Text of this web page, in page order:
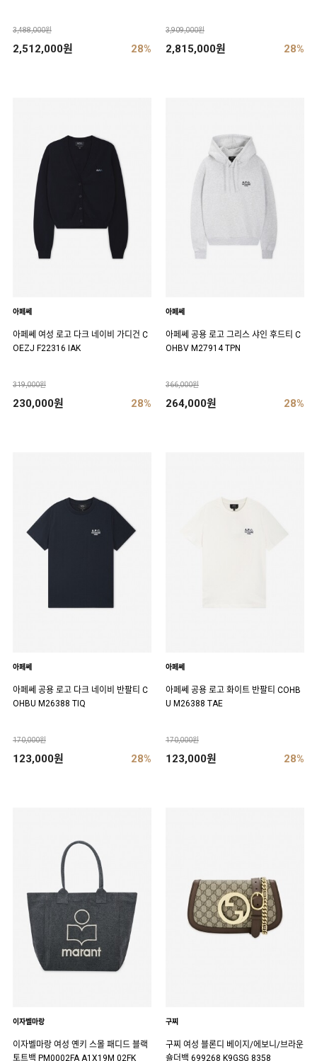
3,488,000원
2,512,000원 28%
3,909,000원
2,815,000원 28%
아페쎄
아페쎄 여성 로고 다크 네이비 가디건 C
OEZJ F22316 IAK
319,000원
230,000원 28%
아페쎄
아페쎄 공용 로고 그리스 샤인 후드티 C
OHBV M27914 TPN
366,000원
264,000원 28%
아페쎄
아페쎄 공용 로고 다크 네이비 반팔티 C
OHBU M26388 TIQ
170,000원
123,000원 28%
아페쎄
아페쎄 공용 로고 화이트 반팔티 COHB
U M26388 TAE
170,000원
123,000원 28%
이자벨마랑
이자벨마랑 여성 옌키 스몰 패디드 블랙
토트백 PM0002FA A1X19M 02FK
구찌
구찌 여성 블론디 베이지/에보니/브라운
숄더백 699268 K9GSG 8358